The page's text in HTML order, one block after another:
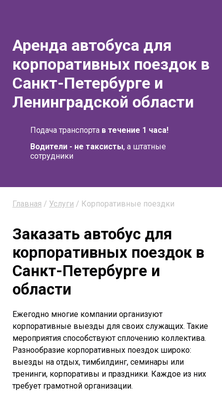
Аренда автобуса для
корпоративных поездок в
Санкт-Петербурге и
Ленинградской области
Подача транспорта в течение 1 часа!
Водители - не таксисты, а штатные
сотрудники
Главная / Услуги / Корпоративные поездки
Заказать автобус для
корпоративных поездок в
Санкт-Петербурге и
области
Ежегодно многие компании организуют
корпоративные выезды для своих служащих. Такие
мероприятия способствуют сплочению коллектива.
Разнообразие корпоративных поездок широко:
выезды на отдых, тимбилдинг, семинары или
тренинги, корпоративы и праздники. Каждое из них
требует грамотной организации.